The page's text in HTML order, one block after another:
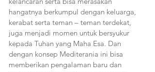
hangatnya berkumpul dengan keluarga,
kerabat serta teman – teman terdekat,
juga menjadi momen untuk bersyukur
kepada Tuhan yang Maha Esa. Dan
dengan konsep Mediterania ini bisa
memberikan pengalaman baru dan